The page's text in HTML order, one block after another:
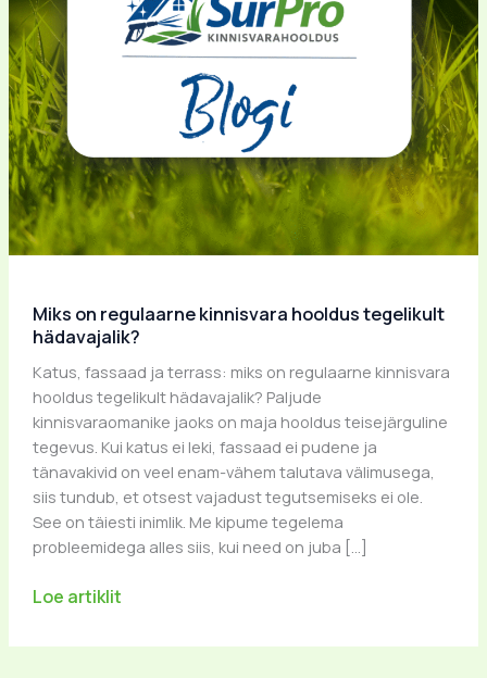
Miks on regulaarne kinnisvara hooldus tegelikult
hädavajalik?
Katus, fassaad ja terrass: miks on regulaarne kinnisvara
hooldus tegelikult hädavajalik? Paljude
kinnisvaraomanike jaoks on maja hooldus teisejärguline
tegevus. Kui katus ei leki, fassaad ei pudene ja
tänavakivid on veel enam-vähem talutava välimusega,
siis tundub, et otsest vajadust tegutsemiseks ei ole.
See on täiesti inimlik. Me kipume tegelema
probleemidega alles siis, kui need on juba […]